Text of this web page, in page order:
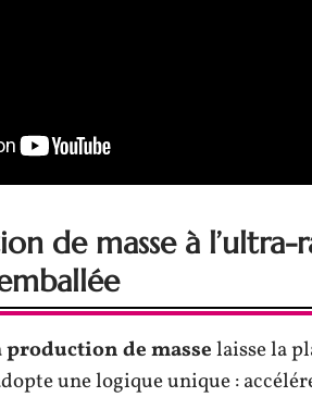
de masse à
production de masselaisse la
une logique unique :